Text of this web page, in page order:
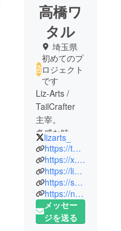
高橋ワ
タル
埼玉県
初めてのプ
ロジェクト
です
Liz-Arts /
TailCrafter
主宰。
多感な時期
に「Kanon」
「CROSS†C
HANNEL」
「EVER17」
「STEINS;G
ATE」などに
感銘を受
lizarts_
https://tailcrafter.com/
https://x.com/wata_liz
https://linktr.ee/wata_t
https://sohmatoa.booth.pm/
https://note.com/tailcrafter
メッセー
ジを送る